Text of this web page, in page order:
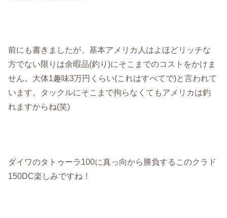
前にも書きましたが、基本アメリカ人はよほどリッチな
方でない限りは余暇品(釣り)にそこまでのコストをかけま
せん。大体1趣味3万円くらい(これはすべてで)と言われて
います。タックルにそこまで拘らなくてもアメリカは釣
れますからね(笑)
ダイワのタトゥーラ100に真っ向から勝負するこのクラド
150DC楽しみですね！